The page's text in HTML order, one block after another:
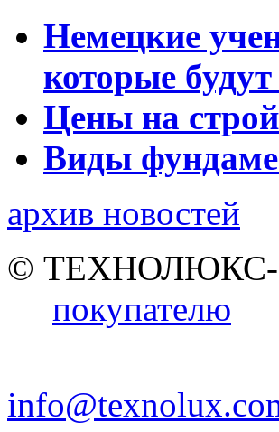
Немецкие
которые
Цены на
Виды
архив новостей
©
покупателю